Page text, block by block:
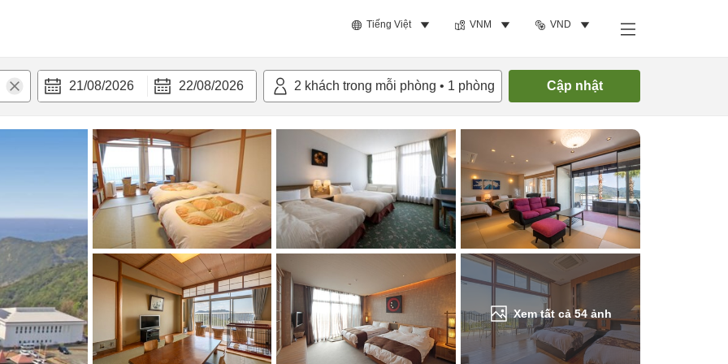
Tiếng Việt VNM VND
21/08/2026 22/08/2026 2 khách trong mỗi phòng • 1 phòng Cập nhật
Xem tất cả54 ảnh
nghi Tìm phòng trống